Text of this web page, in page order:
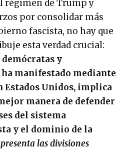
régimen de Trump y
por consolidar más
fascista, no hay que
esta verdad crucial:
y
ha manifestado mediante
Estados Unidos, implica
manera de defender
del sistema
y el dominio de la
las divisiones